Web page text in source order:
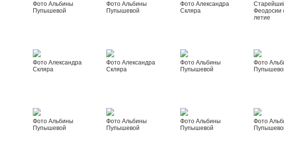
Фото Альбины
Пупышевой
Фото Альбины
Пупышевой
Фото Александра
Скляра
Феодосии
летие
Фото Александра
Скляра
Фото Александра
Скляра
Фото Альбины
Пупышевой
Фото
Фото Альбины
Пупышевой
Фото Альбины
Пупышевой
Фото Альбины
Пупышевой
Фото